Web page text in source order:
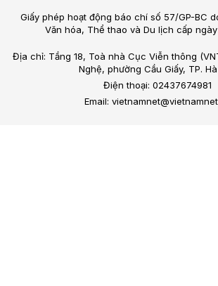
Giấy phép hoạt động báo chí số 57/GP-BC
Văn hóa, Thể thao và Du lịch cấp ngày
Địa chỉ: Tầng 18, Toà nhà Cục Viễn thông
Nghệ, phường Cầu Giấy, TP.
Điện thoại: 02437674981
Email: